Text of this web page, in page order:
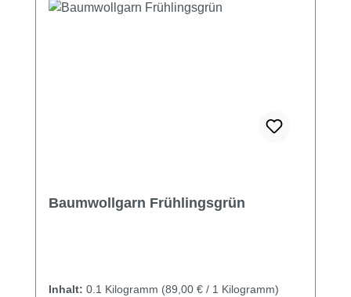
Baumwollgarn Frühlingsgrün
Inhalt: 0.1 Kilogramm (89,00 € / 1 Kilogramm)